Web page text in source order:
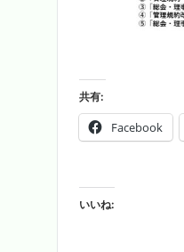
共有:
Facebook
いいね: